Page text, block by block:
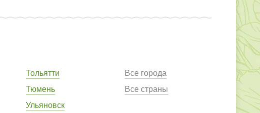
Тольятти
Тюмень
Ульяновск
Все города
Все страны